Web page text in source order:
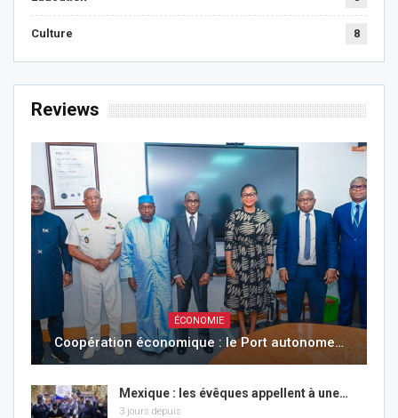
Culture 8
Reviews
ÉCONOMIE
Coopération économique : le Port autonome…
Mexique : les évêques appellent à une…
3 jours depuis